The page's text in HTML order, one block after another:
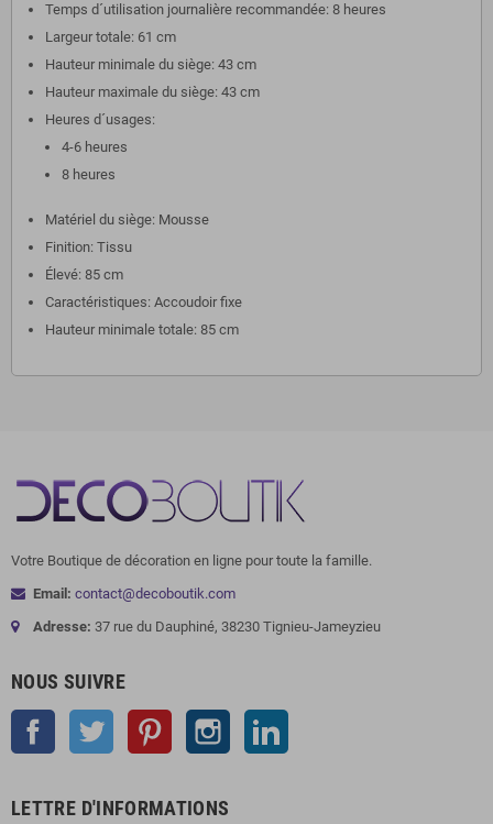
Temps d´utilisation journalière recommandée: 8 heures
Largeur totale: 61 cm
Hauteur minimale du siège: 43 cm
Hauteur maximale du siège: 43 cm
Heures d´usages:
4-6 heures
8 heures
Matériel du siège: Mousse
Finition: Tissu
Élevé: 85 cm
Caractéristiques: Accoudoir fixe
Hauteur minimale totale: 85 cm
Votre Boutique de décoration en ligne pour toute la famille.
Email: contact@decoboutik.com
Adresse: 37 rue du Dauphiné, 38230 Tignieu-Jameyzieu
NOUS SUIVRE
Facebook Twitter Pinterest Instagram
LETTRE D'INFORMATIONS